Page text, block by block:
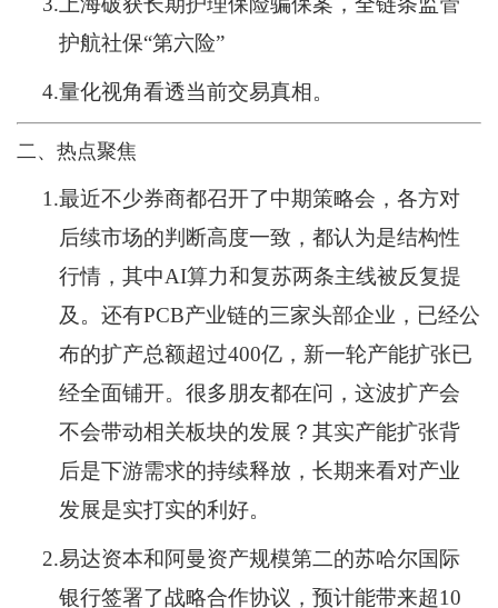
护航社保“第六险”
4.量化视角看透当前交易真相。
二、热点聚焦
1.最近不少券商都召开了中期策略会，各方对
后续市场的判断高度一致，都认为是结构性
行情，其中AI算力和复苏两条主线被反复提
及。还有PCB产业链的三家头部企业，已经公
布的扩产总额超过400亿，新一轮产能扩张已
经全面铺开。很多朋友都在问，这波扩产会
不会带动相关板块的发展？其实产能扩张背
后是下游需求的持续释放，长期来看对产业
发展是实打实的利好。
2.易达资本和阿曼资产规模第二的苏哈尔国际
银行签署了战略合作协议，预计能带来超10